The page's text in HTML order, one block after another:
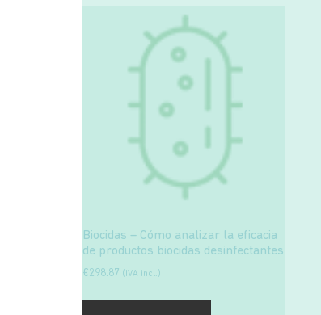
Biocidas – Cómo analizar la eficacia
de productos biocidas desinfectantes
€298.87 (IVA incl.)